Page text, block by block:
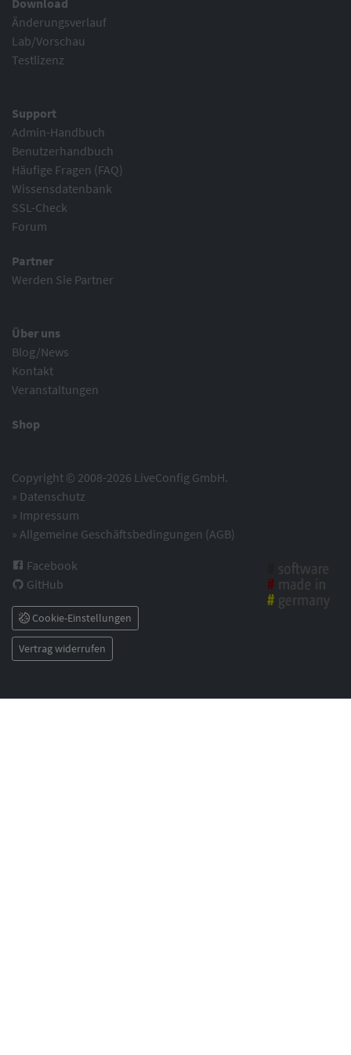
Download
Änderungsverlauf
Lab/Vorschau
Testlizenz
Support
Admin-Handbuch
Benutzerhandbuch
Häufige Fragen (FAQ)
Wissensdatenbank
SSL-Check
Forum
Partner
Werden Sie Partner
Über uns
Blog/News
Kontakt
Veranstaltungen
Shop
Copyright © 2008-2026 LiveConfig GmbH.
» Datenschutz
» Impressum
» Allgemeine Geschäftsbedingungen (AGB)
Facebook
GitHub
Cookie-Einstellungen
Vertrag widerrufen